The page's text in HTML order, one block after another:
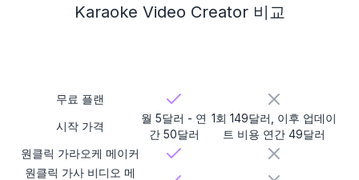
Karaoke Video Creator 비교
무료 플랜
시작 가격
월 5달러 - 연
간 50달러
1회 149달러, 이후 업데이
트 비용 연간 49달러
원클릭 가라오케 메이커
원클릭 가사 비디오 메